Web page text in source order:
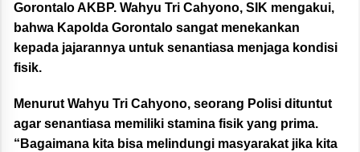
Gorontalo AKBP. Wahyu Tri Cahyono, SIK mengakui,
bahwa Kapolda Gorontalo sangat menekankan
kepada jajarannya untuk senantiasa menjaga kondisi
fisik.
Menurut Wahyu Tri Cahyono, seorang Polisi dituntut
agar senantiasa memiliki stamina fisik yang prima.
“Bagaimana kita bisa melindungi masyarakat jika kita